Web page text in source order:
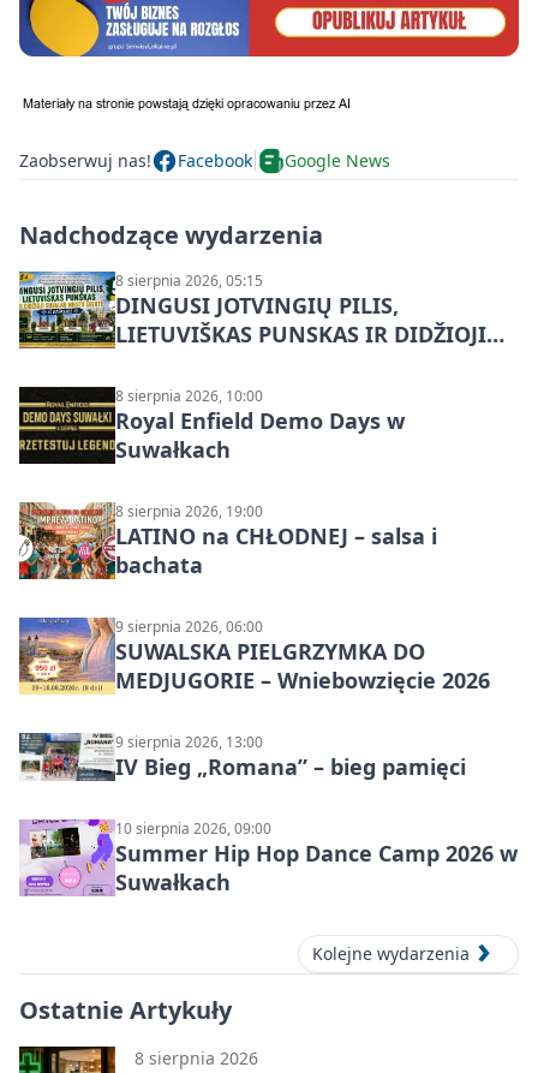
Zaobserwuj nas! Facebook Google News
Nadchodzące wydarzenia
8 sierpnia 2026, 05:15
DINGUSI JOTVINGIŲ PILIS,
LIETUVIŠKAS PUNSKAS IR DIDŽIOJI
DZŪKIJOS – jednodienė kelionė
8 sierpnia 2026, 10:00
Royal Enfield Demo Days w
Suwałkach
8 sierpnia 2026, 19:00
LATINO na CHŁODNEJ – salsa i
bachata
9 sierpnia 2026, 06:00
SUWALSKA PIELGRZYMKA DO
MEDJUGORIE – Wniebowzięcie 2026
9 sierpnia 2026, 13:00
IV Bieg „Romana” – bieg pamięci
10 sierpnia 2026, 09:00
Summer Hip Hop Dance Camp 2026 w
Suwałkach
Kolejne wydarzenia
Ostatnie Artykuły
8 sierpnia 2026